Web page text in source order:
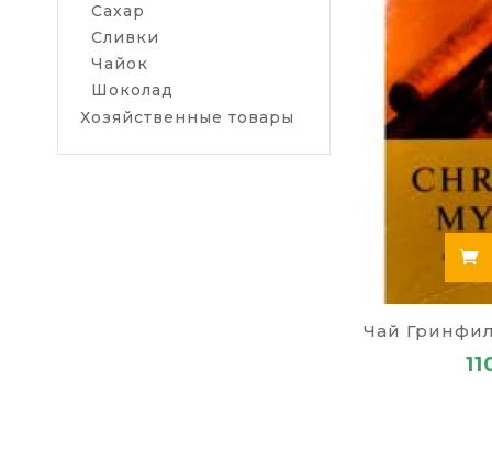
Сахар
Сливки
Чайок
Шоколад
Хозяйственные товары